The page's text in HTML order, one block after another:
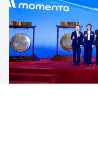
续向好，金融资产浮盈实现
能力的支撑作用进一步增强
局初步形成；直投项目储备
展；湘江基金小镇二期克服
收；数据运营、商业保理转
与大学生创新创业支持工作
力。